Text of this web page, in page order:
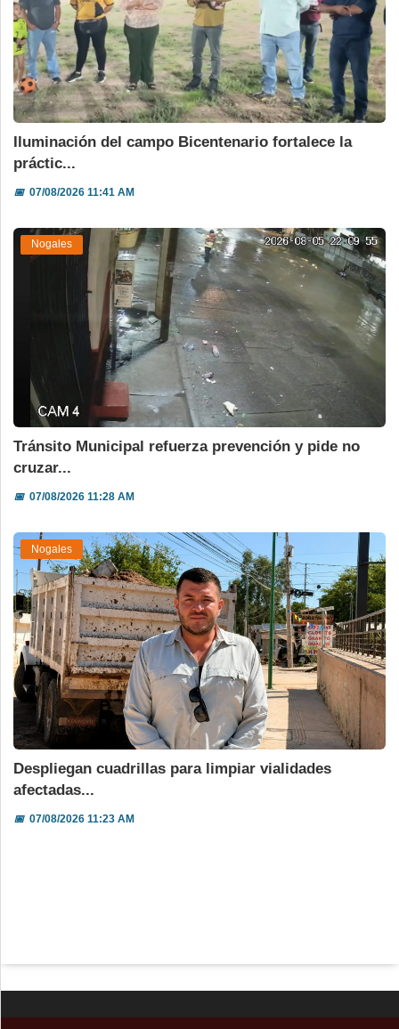
Iluminación del campo Bicentenario fortalece la
práctic...
📅07/08/2026 11:41 AM
Nogales
Tránsito Municipal refuerza prevención y pide no
cruzar...
📅07/08/2026 11:28 AM
Nogales
Despliegan cuadrillas para limpiar vialidades
afectadas...
📅07/08/2026 11:23 AM